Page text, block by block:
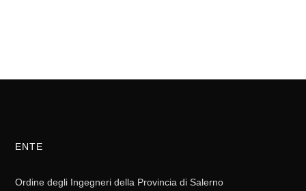
ENTE
Ordine degli Ingegneri della Provincia di Salerno